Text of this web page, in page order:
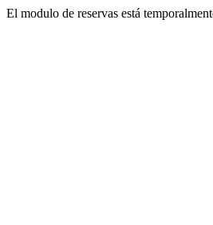
El modulo de reservas está